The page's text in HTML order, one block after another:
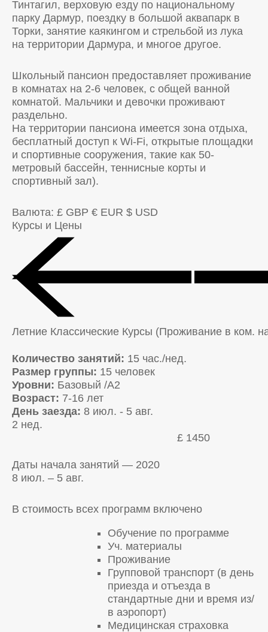
Тинтагил, верховую езду по национальному
парку Дармур, поездку в большой аквапарк в
Торки, занятие каякингом и стрельбой из лука
на территории Дармура, и многое другое.
Школьный пансион предоставляет проживание
в комнатах на 2-6 человек, с общей ванной
комнатой. Мальчики и девочки проживают
раздельно.
На территории пансиона имеется зона отдыха,
бесплатный доступ к Wi-Fi, открытые площадки
и спортивные сооружения, такие как 50-
метровый бассейн, теннисные корты и
спортивный зал).
Валюта: £ GBP € EUR $ USD
Курсы и Цены
Летние Классические Курсы (Проживание в ком.
Количество занятий: 15 час./нед.
Размер группы: 15 человек
Уровни: Базовый /A2
Возраст: 7-16 лет
День заезда: 8 июл. - 5 авг.
2 нед.
£ 1450
Даты начала занятий — 2020
8 июл. – 5 авг.
В стоимость всех программ включено
Обучение по программе
Уч. материалы
Проживание
Групповой транспорт (в день
приезда и отъезда в
стандартные дни и время из/
в аэропорт)
Медицинская страховка